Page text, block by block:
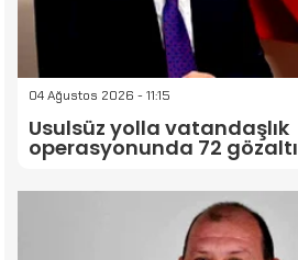
04 Ağustos 2026 - 11:15
Usulsüz yolla vatandaşlık
operasyonunda 72 gözaltı